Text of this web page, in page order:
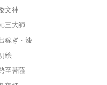
文神
三大師
稼ぎ・漆
絵
至菩薩